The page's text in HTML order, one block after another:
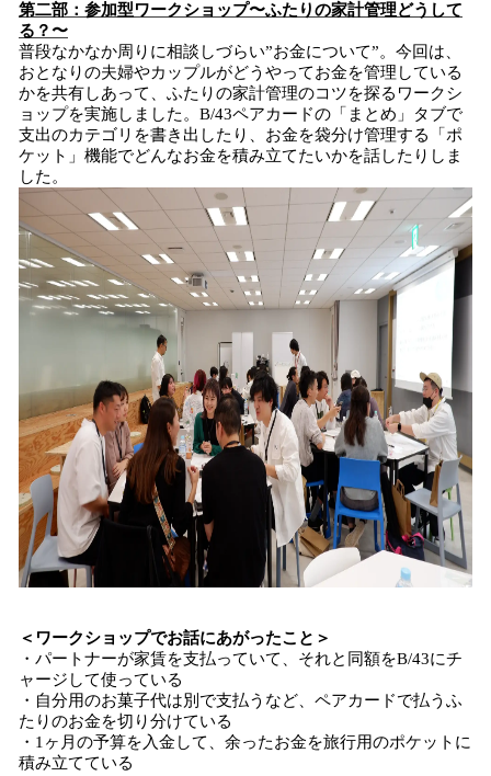
第二部：参加型ワークショップ〜ふたりの家計管理どうして
る？〜
普段なかなか周りに相談しづらい”お金について”。今回は、
おとなりの夫婦やカップルがどうやってお金を管理している
かを共有しあって、ふたりの家計管理のコツを探るワークシ
ョップを実施しました。B/43ペアカードの「まとめ」タブで
支出のカテゴリを書き出したり、お金を袋分け管理する「ポ
ケット」機能でどんなお金を積み立てたいかを話したりしま
した。
＜ワークショップでお話にあがったこと＞
・パートナーが家賃を支払っていて、それと同額をB/43にチ
ャージして使っている
・自分用のお菓子代は別で支払うなど、ペアカードで払うふ
たりのお金を切り分けている
・1ヶ月の予算を入金して、余ったお金を旅行用のポケットに
積み立てている